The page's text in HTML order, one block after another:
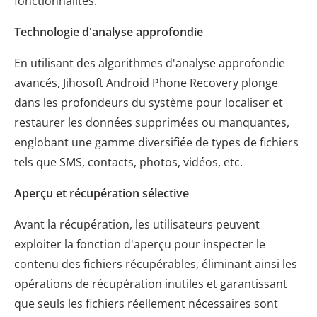
Technologie d'analyse approfondie
En utilisant des algorithmes d'analyse approfondie
avancés, Jihosoft Android Phone Recovery plonge
dans les profondeurs du système pour localiser et
restaurer les données supprimées ou manquantes,
englobant une gamme diversifiée de types de fichiers
tels que SMS, contacts, photos, vidéos, etc.
Aperçu et récupération sélective
Avant la récupération, les utilisateurs peuvent
exploiter la fonction d'aperçu pour inspecter le
contenu des fichiers récupérables, éliminant ainsi les
opérations de récupération inutiles et garantissant
que seuls les fichiers réellement nécessaires sont